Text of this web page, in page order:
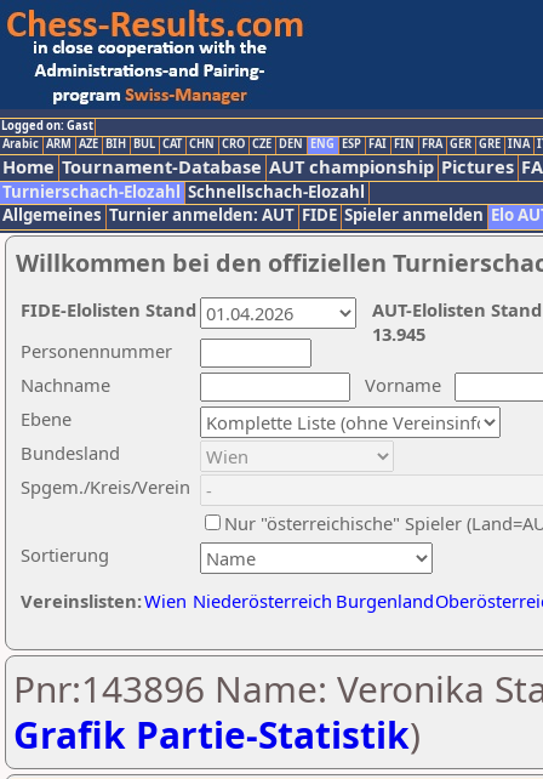
Logged on: Gast
Arabic ARM AZE BIH BUL CAT CHN CRO CZE DEN ENG ESP FAI FIN FRA GER GRE INA
Home Tournament-Database AUT championship Pictures
Turnierschach-Elozahl Schnellschach-Elozahl
Allgemeines Turnier anmelden: AUT FIDE Spieler anmelden Elo
Willkommen bei den offiziellen
Nachname
Vorname
Ebene
Sortierung
Personennummer
Bundesland
Spgem./Kreis/Verein
Nur "österreichische" Spieler
Vereinslisten:Wien Niederösterreich Burgenland
AUT-Elolisten
13.945
FIDE-Elolisten Stand
Pnr:143896 Name: Veronika
Grafik Partie-Statistik)